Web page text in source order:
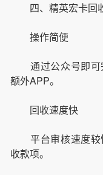
四、精英宏卡回
操作简便
通过公众号即可
额外APP。
回收速度快
平台审核速度较
收款项。